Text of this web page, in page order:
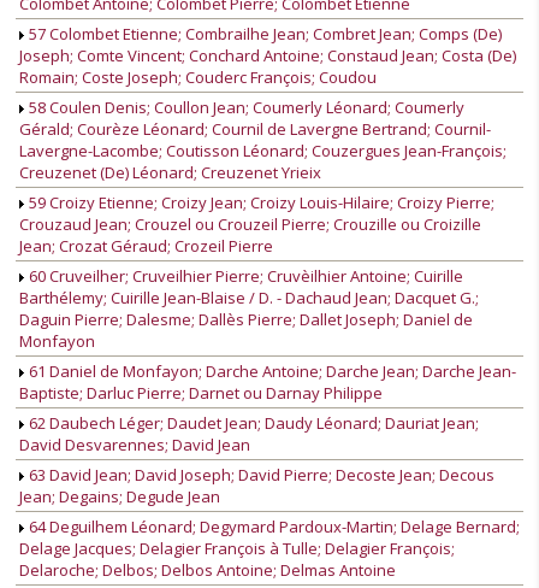
57 Colombet Etienne; Combrailhe Jean; Combret Jean; Comps (De)
Joseph; Comte Vincent; Conchard Antoine; Constaud Jean; Costa (De)
Romain; Coste Joseph; Couderc François; Coudou
58 Coulen Denis; Coullon Jean; Coumerly Léonard; Coumerly
Gérald; Courèze Léonard; Cournil de Lavergne Bertrand; Cournil-
Lavergne-Lacombe; Coutisson Léonard; Couzergues Jean-François;
Creuzenet (De) Léonard; Creuzenet Yrieix
59 Croizy Etienne; Croizy Jean; Croizy Louis-Hilaire; Croizy Pierre;
Crouzaud Jean; Crouzel ou Crouzeil Pierre; Crouzille ou Croizille
Jean; Crozat Géraud; Crozeil Pierre
60 Cruveilher; Cruveilhier Pierre; Cruvèilhier Antoine; Cuirille
Barthélemy; Cuirille Jean-Blaise / D. - Dachaud Jean; Dacquet G.;
Daguin Pierre; Dalesme; Dallès Pierre; Dallet Joseph; Daniel de
Monfayon
61 Daniel de Monfayon; Darche Antoine; Darche Jean; Darche Jean-
Baptiste; Darluc Pierre; Darnet ou Darnay Philippe
62 Daubech Léger; Daudet Jean; Daudy Léonard; Dauriat Jean;
David Desvarennes; David Jean
63 David Jean; David Joseph; David Pierre; Decoste Jean; Decous
Jean; Degains; Degude Jean
64 Deguilhem Léonard; Degymard Pardoux-Martin; Delage Bernard;
Delage Jacques; Delagier François à Tulle; Delagier François;
Delaroche; Delbos; Delbos Antoine; Delmas Antoine